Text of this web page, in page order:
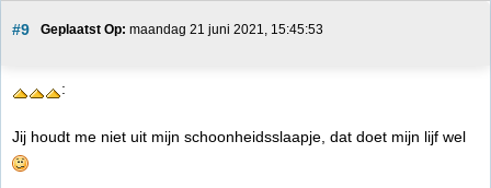
#9 Geplaatst Op: maandag 21 juni 2021, 15:45:53
:
Jij houdt me niet uit mijn schoonheidsslaapje, dat doet mijn lijf wel